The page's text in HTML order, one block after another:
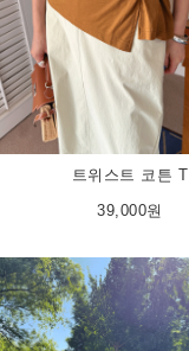
트위스트 코튼 T
39,000원